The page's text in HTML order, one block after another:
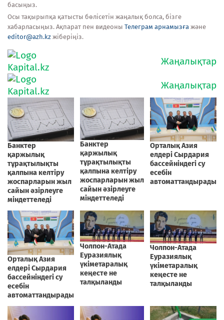
басыңыз.
Осы тақырыпқа қатысты бөлісетін жаңалық болса, бізге
хабарласыңыз. Ақпарат пен видеоны Телеграм арнамызға және
editor@azh.kz жіберіңіз.